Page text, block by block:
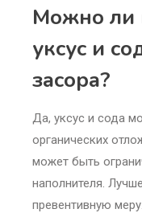
Можно ли
уксус и
засора?
Да, уксус и сода
органических
может быть
наполнителя.
превентивную меру.